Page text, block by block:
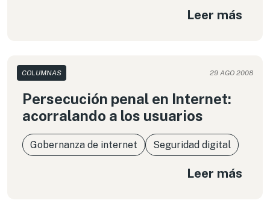
Leer más
COLUMNAS 29 AGO 2008
Persecución penal en Internet:
acorralando a los usuarios
Gobernanza de internet Seguridad digital
Leer más